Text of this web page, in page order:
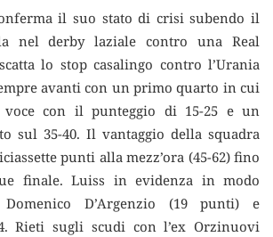
il suo stato di crisi subendo il
nel derby laziale contro una Real
lo stop casalingo contro l’Urania
avanti con un primo quarto in cui
con il punteggio di 15-25 e un
sul 35-40. Il vantaggio della squadra
punti alla mezz’ora (45-62) fino
finale. Luiss in evidenza in modo
D’Argenzio (19 punti) e
Rieti sugli scudi con l’ex Orzinuovi